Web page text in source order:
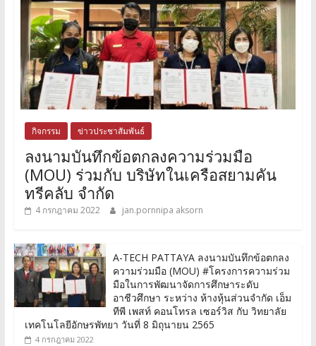
กิจกรรม ข่าวประชาสัมพันธ์
ลงนามบันทึกข้อตกลงความร่วมมือ
(MOU) ร่วมกับ บริษัทในเครือสยามคัน
ทรีคลับ จำกัด
4 กรกฎาคม 2022 jan.pornnipa aksorn
A-TECH PATTAYA ลงนามบันทึกข้อตกลง
ความร่วมมือ (MOU) #โครงการความร่วม
มือในการพัฒนาจัดการศึกษาระดับ
อาชีวศึกษา ระหว่าง ห้างหุ้นส่วนจำกัด เอ็ม
ทีพี เพสท์ คอนโทรล เซอร์วิส กับ วิทยาลัย
เทคโนโลยีอักษรพัทยา วันที่ 8 มิถุนายน 2565
4 กรกฎาคม 2022